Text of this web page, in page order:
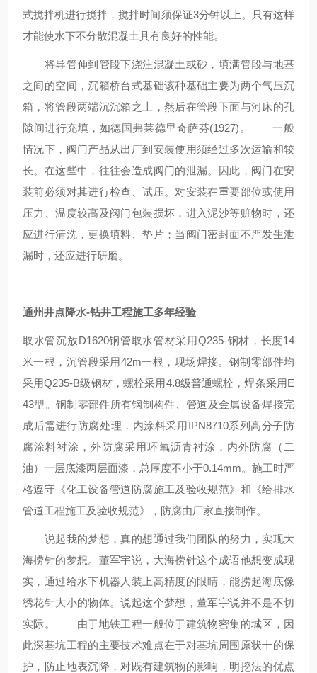
式搅拌机进行搅拌，搅拌时间须保证3分钟以上。只有这样
才能使水下不分散混凝土具有良好的性能。
将导管伸到管段下浇注混凝土或砂，填满管段与地基
之间的空间，沉箱桥台式基础该种基础主要为两个气压沉
箱，将管段两端沉沉箱之上，然后在管段下面与河床的孔
隙间进行充填，如德国弗莱德里奇萨芬(1927)。 一般
情况下，阀门产品从出厂到安装使用须经过多次运输和较
长。在这些中，往往会造成阀门的泄漏。因此，阀门在安
装前必须对其进行检查、试压。对安装在重要部位或使用
压力、温度较高及阀门包装损坏，进入泥沙等赃物时，还
应进行清洗，更换填料、垫片；当阀门密封面不严发生泄
漏时，还应进行研磨。
通州井点降水-钻井工程施工多年经验
取水管沉放D1620钢管取水管材采用Q235-钢材，长度14
米一根，沉管段采用42m一根，现场焊接。钢制零部件均
采用Q235-B级钢材，螺栓采用4.8级普通螺栓，焊条采用E
43型。钢制零部件所有钢制构件、管道及金属设备焊接完
成后需进行防腐处理，内涂料采用IPN8710系列高分子防
腐涂料衬涂，外防腐采用环氧沥青衬涂，内外防腐（二
油）一层底漆两层面漆，总厚度不小于0.14mm。施工时严
格遵守《化工设备管道防腐施工及验收规范》和《给排水
管道工程施工及验收规范》，防腐由厂家直接制作。
说起我的梦想，真的想通过我们团队的努力，实现大
海捞针的梦想。董军宇说，大海捞针这个成语他想变成现
实，通过给水下机器人装上高精度的眼睛，能捞起海底像
绣花针大小的物体。说起这个梦想，董军宇说并不是不切
实际。 由于地铁工程一般位于建筑物密集的城区，因
此深基坑工程的主要技术难点在于对基坑周围原状十的保
护，防止地表沉降，对既有建筑物的影响，明挖法的优点